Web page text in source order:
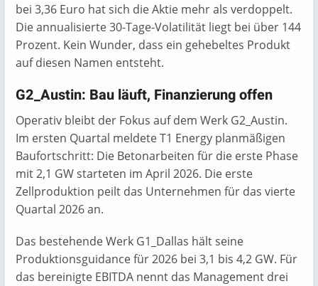
bei 3,36 Euro hat sich die Aktie mehr als verdoppelt.
Die annualisierte 30-Tage-Volatilität liegt bei über 144
Prozent. Kein Wunder, dass ein gehebeltes Produkt
auf diesen Namen entsteht.
G2_Austin: Bau läuft, Finanzierung offen
Operativ bleibt der Fokus auf dem Werk G2_Austin.
Im ersten Quartal meldete T1 Energy planmäßigen
Baufortschritt: Die Betonarbeiten für die erste Phase
mit 2,1 GW starteten im April 2026. Die erste
Zellproduktion peilt das Unternehmen für das vierte
Quartal 2026 an.
Das bestehende Werk G1_Dallas hält seine
Produktionsguidance für 2026 bei 3,1 bis 4,2 GW. Für
das bereinigte EBITDA nennt das Management drei